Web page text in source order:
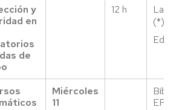
y
en
de
12 h
(*)
Miércoles
11
EPS